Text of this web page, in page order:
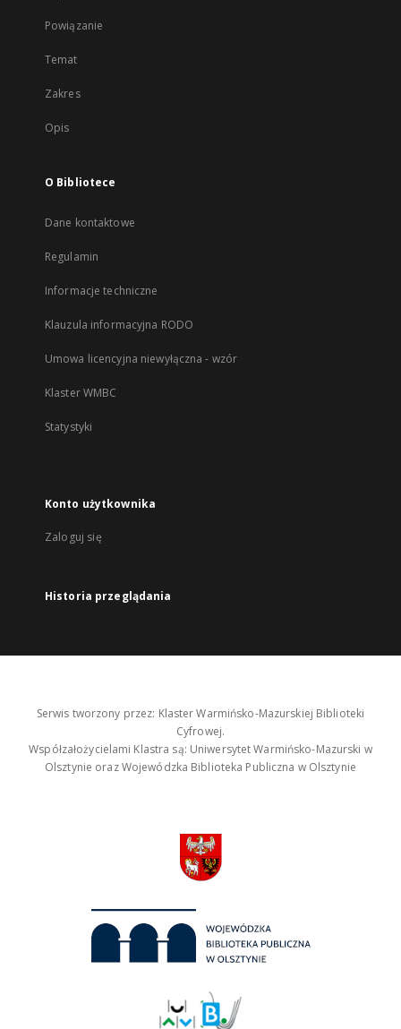
Powiązanie
Temat
Zakres
Opis
O Bibliotece
Dane kontaktowe
Regulamin
Informacje techniczne
Klauzula informacyjna RODO
Umowa licencyjna niewyłączna - wzór
Klaster WMBC
Statystyki
Konto użytkownika
Zaloguj się
Historia przeglądania
Serwis tworzony przez: Klaster Warmińsko-Mazurskiej Biblioteki
Cyfrowej.
Współzałożycielami Klastra są: Uniwersytet Warmińsko-Mazurski w
Olsztynie oraz Wojewódzka Biblioteka Publiczna w Olsztynie